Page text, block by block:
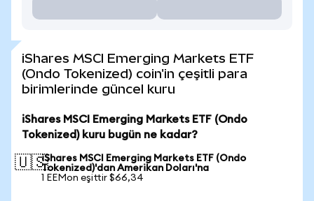
iShares MSCI Emerging Markets ETF
(Ondo Tokenized) coin'in çeşitli para
birimlerinde güncel kuru
iShares MSCI Emerging Markets ETF (Ondo
Tokenized) kuru bugün ne kadar?
🇺🇸iShares MSCI Emerging Markets ETF (Ondo
Tokenized)'dan Amerikan Doları'na
1 EEMon eşittir $66,34